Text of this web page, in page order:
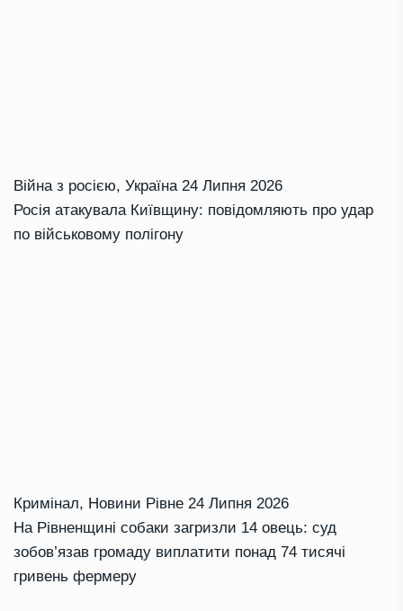
Війна з росією, Україна 24 Липня 2026
Росія атакувала Київщину: повідомляють про удар
по військовому полігону
Кримінал, Новини Рівне 24 Липня 2026
На Рівненщині собаки загризли 14 овець: суд
зобов’язав громаду виплатити понад 74 тисячі
гривень фермеру